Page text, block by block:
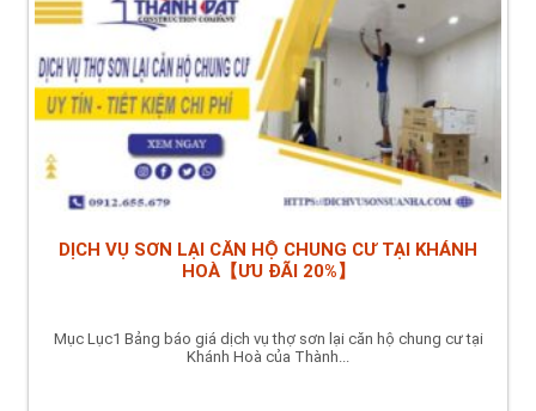
DỊCH VỤ SƠN LẠI CĂN HỘ CHUNG CƯ TẠI KHÁNH
HOÀ【ƯU ĐÃI 20%】
Mục Lục1 Bảng báo giá dịch vụ thợ sơn lại căn hộ chung cư tại
Khánh Hoà của Thành...